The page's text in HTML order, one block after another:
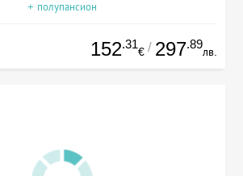
+ полупансион
152.31
€ / 297.89
лв.